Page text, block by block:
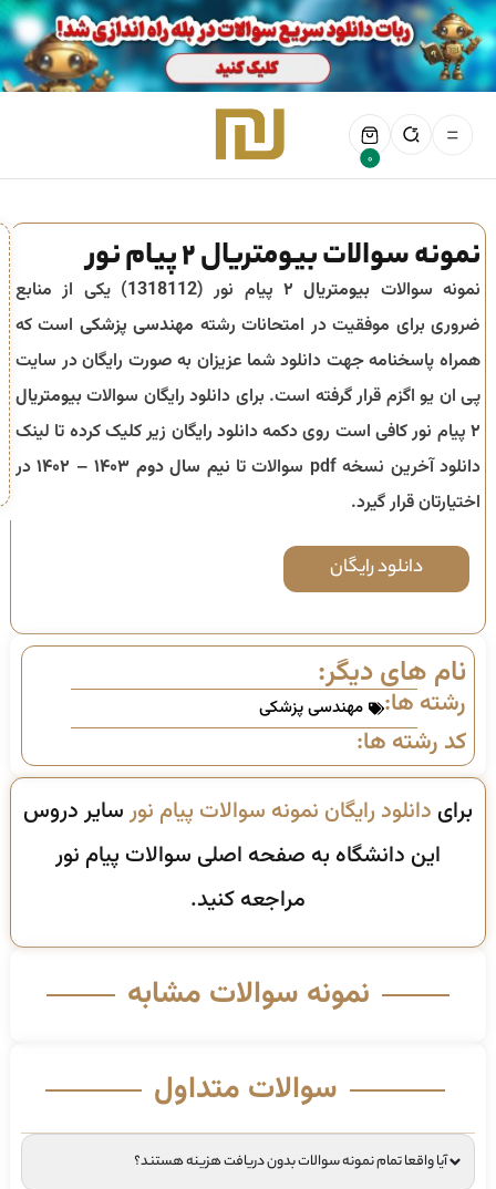
0
نمونه سوالات بیومتریال ۲ پیام نور
نمونه سوالات بیومتریال ۲ پیام نور (1318112) یکی از منابع
ضروری برای موفقیت در امتحانات رشته مهندسی پزشکی است که
همراه پاسخنامه جهت دانلود شما عزیزان به صورت رایگان در سایت
پی ان یو اگزم قرار گرفته است. برای دانلود رایگان سوالاتبیومتریال
۲ پیام نور کافی است روی دکمه دانلود رایگان زیر کلیک کرده تا لینک
دانلود آخرین نسخه pdf سوالات تا
نیم سال دوم ۱۴۰۳ – ۱۴۰۲
در
اختیارتان قرار گیرد.
دانلود رایگان
نام های دیگر:
رشته ها: مهندسی پزشکی
کد رشته ها:
برای دانلود رایگان نمونه سوالات پیام نورسایر دروس
این دانشگاه به صفحه اصلی سوالات پیام نور
مراجعه کنید.
نمونه سوالات مشابه
سوالات متداول
آیا واقعا تمام نمونه سوالات بدون دریافت هزینه هستند؟